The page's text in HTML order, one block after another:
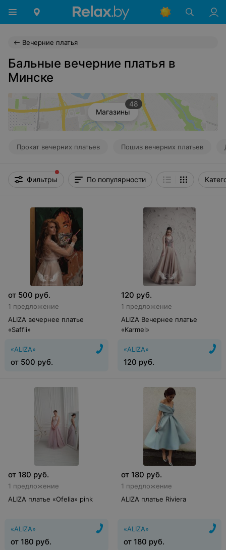
Вечерние платья
Бальные вечерние платья в
Минске
Магазины
48
Прокат вечерних платьев Пошив вечерних платьев
Фильтры По популярности
от 500 руб.
1 предложение
ALIZA вечернее платье
«Saffii»
«ALIZA»
от 500 руб.
120 руб.
1 предложение
ALIZA Вечернее платье
«Karmel»
«ALIZA»
120 руб.
от 180 руб.
1 предложение
ALIZA платье «Ofelia» pink
«ALIZA»
от 180 руб.
от 180 руб.
1 предложение
ALIZA платье Riviera
«ALIZA»
от 180 руб.